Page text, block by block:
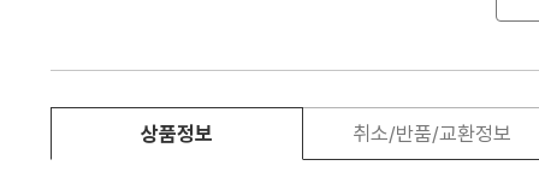
상품정보 취소/반품/교환정보